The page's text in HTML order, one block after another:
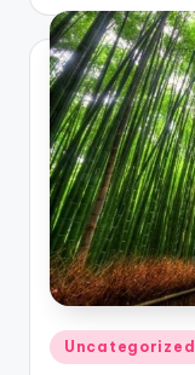
Αναρτήθηκε
σε
Uncategorized